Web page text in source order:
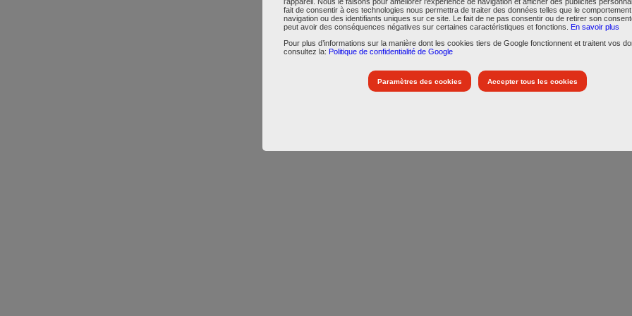
fait de consentir à ces technologies nous permettra de traiter des données telles que le
navigation ou des identifiants uniques sur ce site. Le fait de ne pas consentir ou de retirer son
peut avoir des conséquences négatives sur certaines caractéristiques et fonctions. En savoir plus
Pour plus d’informations sur la manière dont les cookies tiers de Google fonctionnent et traitent vos
consultez la: Politique de confidentialité de Google
Paramètres des cookies Accepter tous les cookies